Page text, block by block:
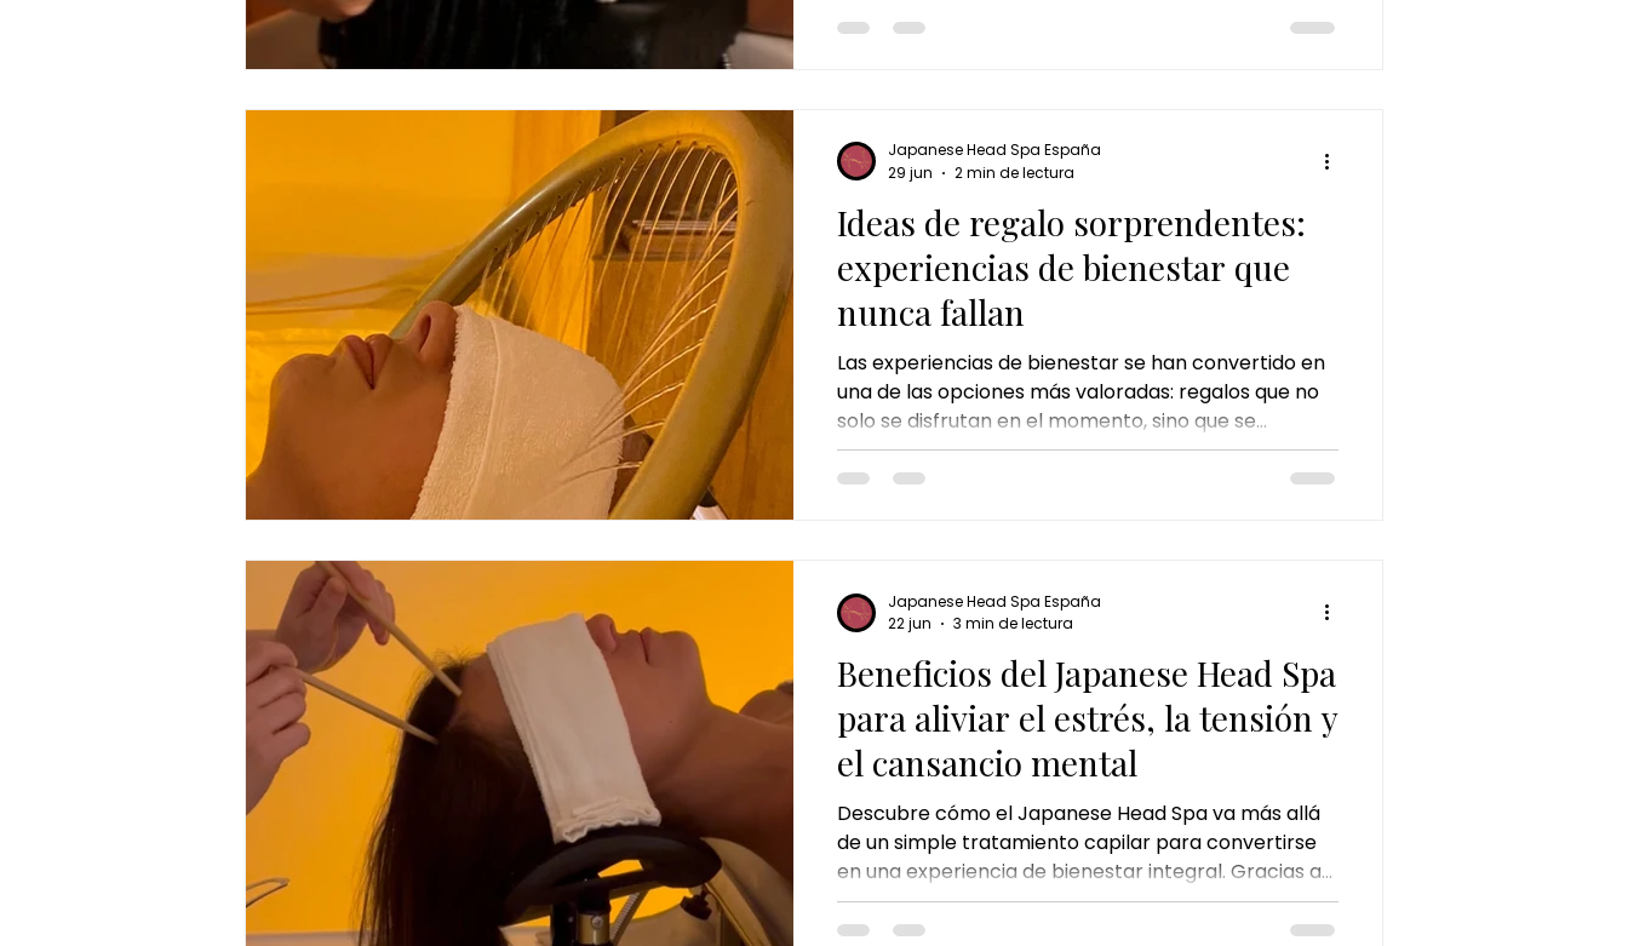
incluye, para quién está recomendado y por qué se
Ideas de regalo sorprendentes:
experiencias de bienestar que
nunca fallan
Las experiencias de bienestar se han convertido en
una de las opciones más valoradas: regalos que no
solo se disfrutan en el momento, sino que se
recuerdan por cómo te hacen sentir. Entre ellas, el
Japanese Head Spa destaca como una de las
Japanese Head Spa España
29 jun
2 min de lectura
Beneficios del Japanese Head Spa
para aliviar el estrés, la tensión y
el cansancio mental
Descubre cómo el Japanese Head Spa va más allá
de un simple tratamiento capilar para convertirse
en una experiencia de bienestar integral. Gracias a
la combinación de masaje craneal, técnicas de
relajación y cuidado del cuero cabelludo, ayuda a
Japanese Head Spa España
22 jun
3 min de lectura